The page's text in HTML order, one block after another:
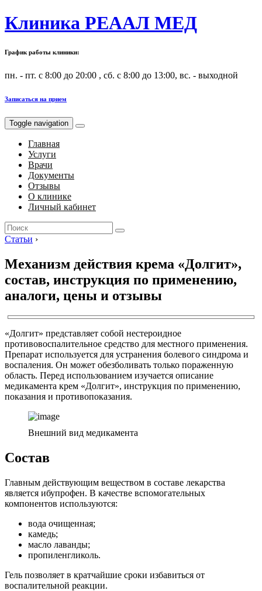
Клиника РЕААЛ МЕД
График работы клиники:
пн. - пт. с 8:00 до 20:00 , сб. с 8:00 до 13:00, вс. - выходной
Записаться на прием
Toggle navigation
Главная
Услуги
Врачи
Документы
Отзывы
О клинике
Личный кабинет
Search
for:
Статьи ›
Механизм действия крема «Долгит»,
состав, инструкция по применению,
аналоги, цены и отзывы
«Долгит» представляет собой нестероидное
противовоспалительное средство для местного применения.
Препарат используется для устранения болевого синдрома и
воспаления. Он может обезболивать только пораженную
область. Перед использованием изучается описание
медикамента крем «Долгит», инструкция по применению,
показания и противопоказания.
Внешний вид медикамента
Состав
Главным действующим веществом в составе лекарства
является ибупрофен. В качестве вспомогательных
компонентов используются:
вода очищенная;
камедь;
масло лаванды;
пропиленгликоль.
Гель позволяет в кратчайшие сроки избавиться от
воспалительной реакции.